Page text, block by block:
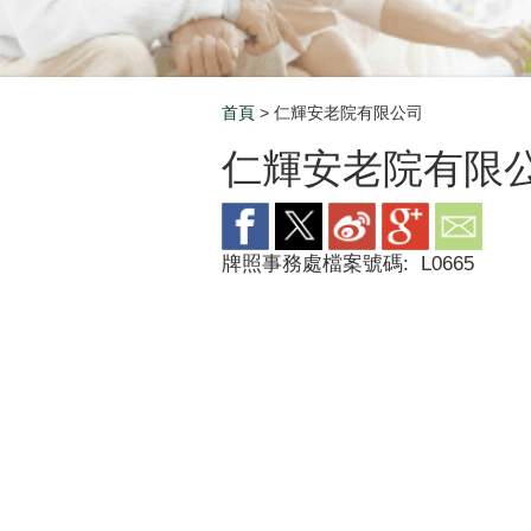
Breadcrumb
首頁 > 仁輝安老院有限公司
仁輝安老院有限
牌照事務處檔案號碼: L0665